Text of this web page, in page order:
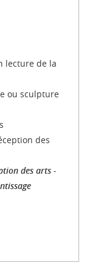
lecture de la
ou sculpture
des
des arts -